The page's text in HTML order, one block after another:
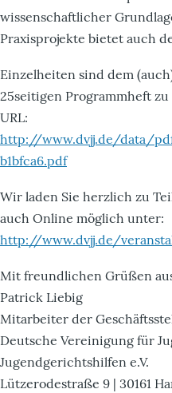
wissenschaftlicher
Praxisprojekte bietet auch
Einzelheiten sind dem
25seitigen Programmheft
URL:
http://www.dvjj.de/data/
b1bfca6.pdf
Wir laden Sie herzlich zu
auch Online möglich unter:
http://www.dvjj.de/
Mit freundlichen Grüßen
Patrick Liebig
Mitarbeiter der
Deutsche Vereinigung für
Jugendgerichtshilfen e.V.
Lützerodestraße 9 | 30161